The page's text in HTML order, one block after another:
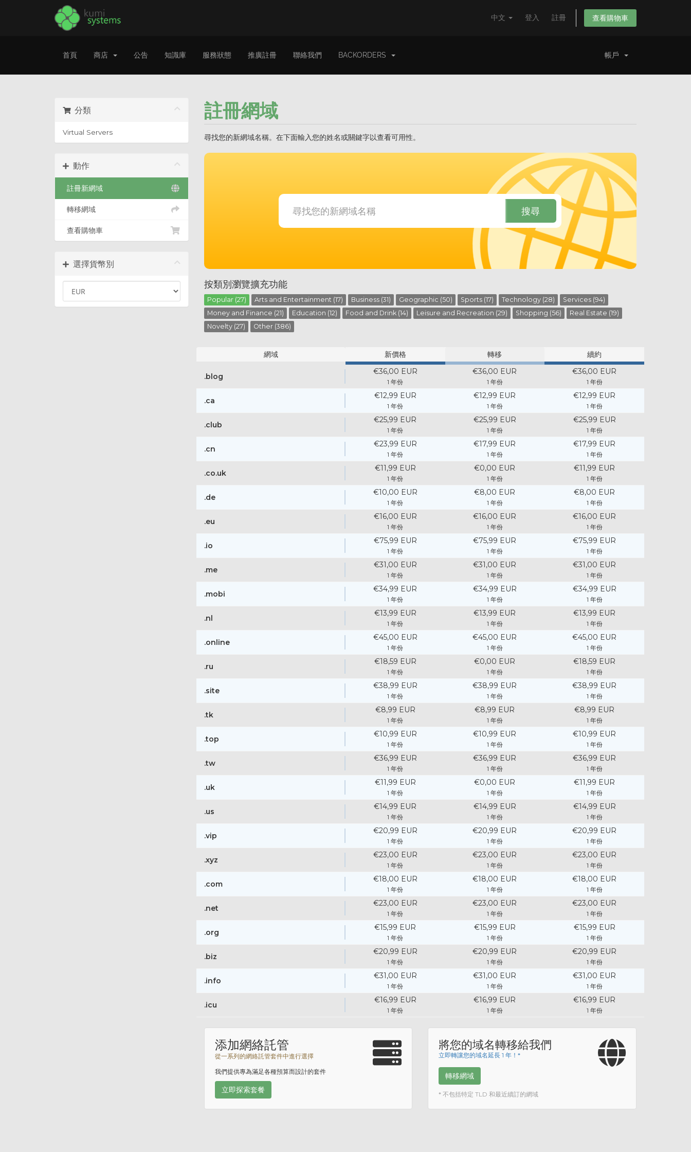
中文 登入 註冊 查看購物車
首頁 商店 公告 知識庫 服務狀態 推廣註冊 聯絡我們 BACKORDERS 帳戶
分類
Virtual Servers
動作
註冊新網域
轉移網域
查看購物車
選擇貨幣別
註冊網域
尋找您的新網域名稱。在下面輸入您的姓名或關鍵字以查看可用性。
搜尋
按類別瀏覽擴充功能
Popular (27) Arts and Entertainment (17) Business (31) Geographic (50) Sports (17) Technology (28)
Services (94)
Money and Finance (21)
Education (12) Food and Drink (14) Leisure and Recreation (29) Shopping (56)
Real Estate (19)
Novelty (27)
Other (386)
網域 新價格 轉移 續約
.blog
€36,00 EUR
1 年份
€36,00 EUR
1 年份
€36,00 EUR
1 年份
.ca
€12,99 EUR
1 年份
€12,99 EUR
1 年份
€12,99 EUR
1 年份
.club
€25,99 EUR
1 年份
€25,99 EUR
1 年份
€25,99 EUR
1 年份
.cn
€23,99 EUR
1 年份
€17,99 EUR
1 年份
€17,99 EUR
1 年份
.co.uk
€11,99 EUR
1 年份
€0,00 EUR
1 年份
€11,99 EUR
1 年份
.de
€10,00 EUR
1 年份
€8,00 EUR
1 年份
€8,00 EUR
1 年份
.eu
€16,00 EUR
1 年份
€16,00 EUR
1 年份
€16,00 EUR
1 年份
.io
€75,99 EUR
1 年份
€75,99 EUR
1 年份
€75,99 EUR
1 年份
.me
€31,00 EUR
1 年份
€31,00 EUR
1 年份
€31,00 EUR
1 年份
.mobi
€34,99 EUR
1 年份
€34,99 EUR
1 年份
€34,99 EUR
1 年份
.nl
€13,99 EUR
1 年份
€13,99 EUR
1 年份
€13,99 EUR
1 年份
.online
€45,00 EUR
1 年份
€45,00 EUR
1 年份
€45,00 EUR
1 年份
.ru
€18,59 EUR
1 年份
€0,00 EUR
1 年份
€18,59 EUR
1 年份
.site
€38,99 EUR
1 年份
€38,99 EUR
1 年份
€38,99 EUR
1 年份
.tk
€8,99 EUR
1 年份
€8,99 EUR
1 年份
€8,99 EUR
1 年份
.top
€10,99 EUR
1 年份
€10,99 EUR
1 年份
€10,99 EUR
1 年份
.tw
€36,99 EUR
1 年份
€36,99 EUR
1 年份
€36,99 EUR
1 年份
.uk
€11,99 EUR
1 年份
€0,00 EUR
1 年份
€11,99 EUR
1 年份
.us
€14,99 EUR
1 年份
€14,99 EUR
1 年份
€14,99 EUR
1 年份
.vip
€20,99 EUR
1 年份
€20,99 EUR
1 年份
€20,99 EUR
1 年份
.xyz
€23,00 EUR
1 年份
€23,00 EUR
1 年份
€23,00 EUR
1 年份
.com
€18,00 EUR
1 年份
€18,00 EUR
1 年份
€18,00 EUR
1 年份
.net
€23,00 EUR
1 年份
€23,00 EUR
1 年份
€23,00 EUR
1 年份
.org
€15,99 EUR
1 年份
€15,99 EUR
1 年份
€15,99 EUR
1 年份
.biz
€20,99 EUR
1 年份
€20,99 EUR
1 年份
€20,99 EUR
1 年份
.info
€31,00 EUR
1 年份
€31,00 EUR
1 年份
€31,00 EUR
1 年份
.icu
€16,99 EUR
1 年份
€16,99 EUR
1 年份
€16,99 EUR
1 年份
添加網絡託管
從一系列的網絡託管套件中進行選擇
我們提供專為滿足各種預算而設計的套件
立即探索套餐
將您的域名轉移給我們
立即轉讓您的域名延長 1 年！*
轉移網域
* 不包括特定 TLD 和最近續訂的網域